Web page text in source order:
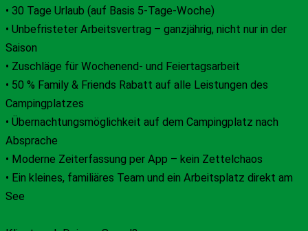
• 30 Tage Urlaub (auf Basis 5-Tage-Woche)
• Unbefristeter Arbeitsvertrag – ganzjährig, nicht nur in der
Saison
• Zuschläge für Wochenend- und Feiertagsarbeit
• 50 % Family & Friends Rabatt auf alle Leistungen des
Campingplatzes
• Übernachtungsmöglichkeit auf dem Campingplatz nach
Absprache
• Moderne Zeiterfassung per App – kein Zettelchaos
• Ein kleines, familiäres Team und ein Arbeitsplatz direkt am
See